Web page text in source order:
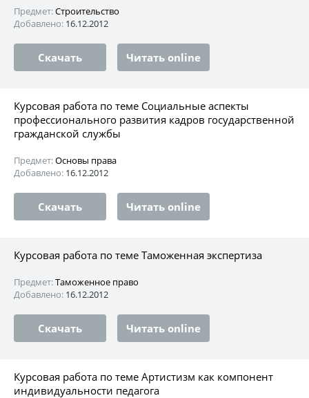
Предмет:Строительство
Добавлено: 16.12.2012
Скачать Читать online
Курсовая работа по теме Социальные аспекты
профессионального развития кадров государственной
гражданской службы
Предмет:Основы права
Добавлено: 16.12.2012
Скачать Читать online
Курсовая работа по теме Таможенная экспертиза
Предмет:Таможенное право
Добавлено: 16.12.2012
Скачать Читать online
Курсовая работа по теме Артистизм как компонент
индивидуальности педагога